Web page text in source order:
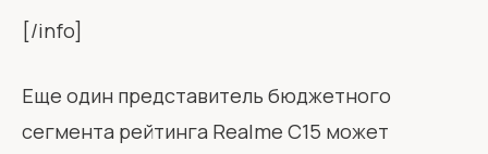
[/info]
Еще один представитель бюджетного
сегмента рейтинга Realme C15 может